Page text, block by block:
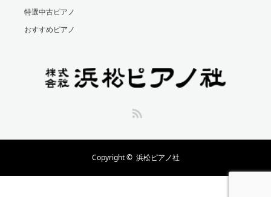
特選中古ピアノ
おすすめピアノ
Copyright © 浜松ピアノ社